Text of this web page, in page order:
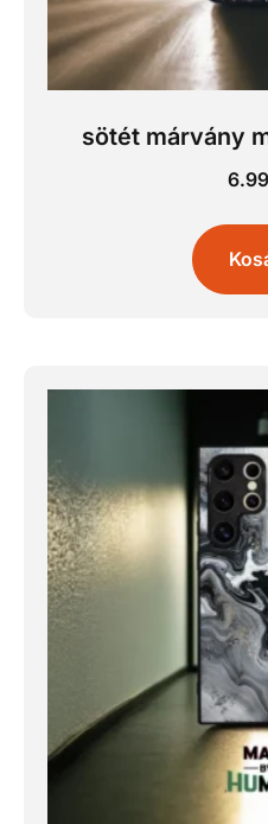
sötét márvány